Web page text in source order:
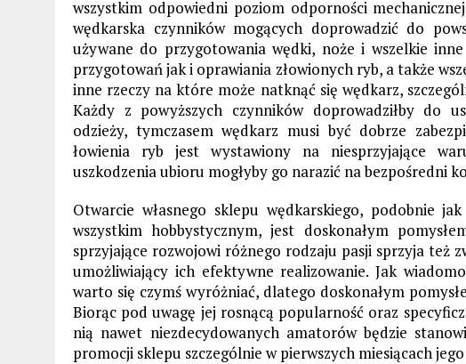
wszystkim odpowiedni poziom odporności
wędkarska czynników mogących doprowadzić do
używane do przygotowania wędki, noże i wszelkie
przygotowań jak i oprawiania złowionych ryb, a także
inne rzeczy na które może natknąć się wędkarz,
Każdy z powyższych czynników doprowadziłby do
odzieży, tymczasem wędkarz musi być dobrze
łowienia ryb jest wystawiony na niesprzyjające
uszkodzenia ubioru mogłyby go narazić na bezpośredni
Otwarcie własnego sklepu wędkarskiego, podobnie
wszystkim hobbystycznym, jest doskonałym
sprzyjające rozwojowi różnego rodzaju pasji sprzyja też
umożliwiający ich efektywne realizowanie. Jak
warto się czymś wyróżniać, dlatego doskonałym
Biorąc pod uwagę jej rosnącą popularność oraz
nią nawet niezdecydowanych amatorów będzie
promocji sklepu szczególnie w pierwszych miesiącach